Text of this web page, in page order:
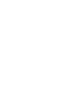
El verano es
comidas al
solución a esta